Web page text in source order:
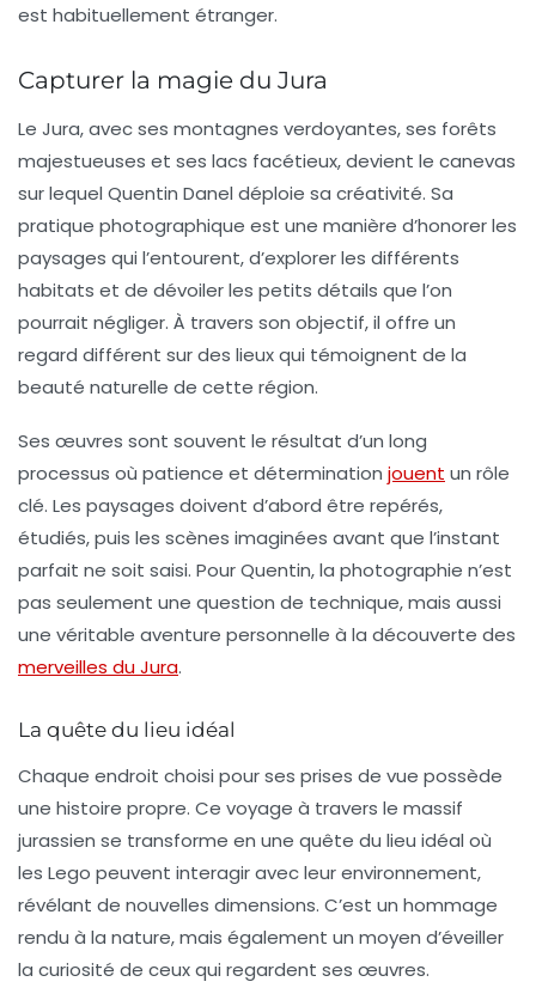
est habituellement étranger.
Capturer la magie du Jura
Le Jura, avec ses montagnes verdoyantes, ses forêts
majestueuses et ses lacs facétieux, devient le canevas
sur lequel Quentin Danel déploie sa créativité. Sa
pratique photographique est une manière d’honorer les
paysages qui l’entourent, d’explorer les différents
habitats et de dévoiler les petits détails que l’on
pourrait négliger. À travers son objectif, il offre un
regard différent sur des lieux qui témoignent de la
beauté naturelle de cette région.
Ses œuvres sont souvent le résultat d’un long
processus où patience et détermination jouent un rôle
clé. Les paysages doivent d’abord être repérés,
étudiés, puis les scènes imaginées avant que l’instant
parfait ne soit saisi. Pour Quentin, la photographie n’est
pas seulement une question de technique, mais aussi
une véritable aventure personnelle à la découverte des
merveilles du Jura.
La quête du lieu idéal
Chaque endroit choisi pour ses prises de vue possède
une histoire propre. Ce voyage à travers le massif
jurassien se transforme en une quête du lieu idéal où
les Lego peuvent interagir avec leur environnement,
révélant de nouvelles dimensions. C’est un hommage
rendu à la nature, mais également un moyen d’éveiller
la curiosité de ceux qui regardent ses œuvres.